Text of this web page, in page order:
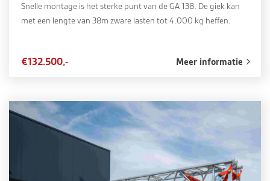
Snelle montage is het sterke punt van de GA 138. De giek kan
met een lengte van 38m zware lasten tot 4.000 kg heffen.
€132.500,- Meer informatie